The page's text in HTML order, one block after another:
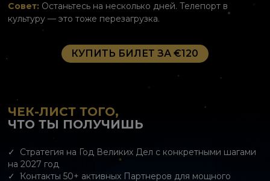
Совет: Останьтесь на несколько дней. Телепорт в
культуру — это тоже перезагрузка.
КУПИТЬ БИЛЕТ ЗА €120
ЧЕК-ЛИСТ ТОГО,
ЧТО ТЫ ПОЛУЧИШЬ
Стратегия на Год Великих Дел с конкретными шагами
на 2027 год
Контакты 50+ активных Партнеров для мощного